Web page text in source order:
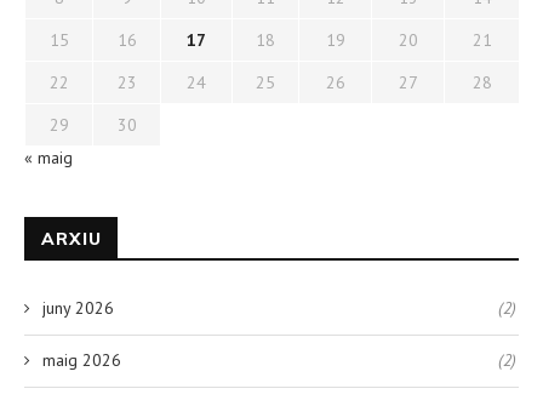
15
16 17 18 19 20
21
22
23 24 25 26 27
28
29
30
« maig
ARXIU
juny 2026 (2)
maig 2026 (2)